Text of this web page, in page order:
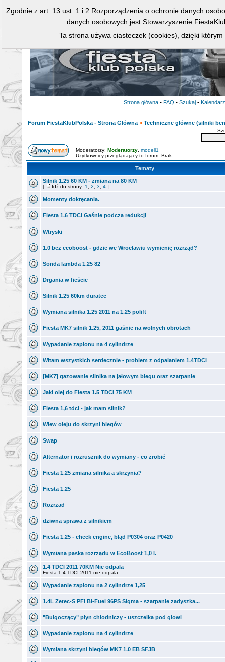
Strona główna • FAQ • Szukaj • Kalendarz
Forum FiestaKlubPolska - Strona Główna » Techniczne główne (silniki
Moderatorzy: Moderatorzy modell1
Użytkownicy przeglądający to forum: Brak
Tematy
Silnik 1.25 60 KM - zmiana na 80 KM
[ Idź do strony: 1 2 3 4 ]
Momenty dokręcania.
Fiesta 1.6 TDCi Gaśnie podcza redukcji
Wtryski
1.0 bez ecoboost - gdzie we Wrocławiu wymienię rozrząd?
Sonda lambda 1.25 82
Drgania w fieście
Silnik 1.25 60km duratec
Wymiana silnika 1.25 2011 na 1.25 polift
Fiesta MK7 silnik 1.25, 2011 gaśnie na wolnych obrotach
Wypadanie zapłonu na 4 cylindrze
Witam wszystkich serdecznie - problem z odpalaniem 1.4TDCI
[MK7] gazowanie silnika na jałowym biegu oraz szarpanie
Jaki olej do Fiesta 1.5 TDCI 75 KM
Fiesta 1,6 tdci - jak mam silnik?
Wlew oleju do skrzyni biegów
Swap
Alternator i rozrusznik do wymiany - co zrobić
Fiesta 1.25 zmiana silnika a skrzynia?
Fiesta 1.25
Rozrzad
dziwna sprawa z silnikiem
Fiesta 1.25 - check engine, błąd P0304 oraz P0420
Wymiana paska rozrządu w EcoBoost 1,0 l.
1.4 TDCI 2011 70KM Nie odpala
Fiesta 1.4 TDCI 2011 nie odpala
Wypadanie zapłonu na 2 cylindrze 1,25
1.4L Zetec-S PFI Bi-Fuel 96PS Sigma - szarpanie zadyszka...
"Bulgoczący" płyn chłodniczy - uszczelka pod głowi
Wypadanie zapłonu na 4 cylindrze
Wymiana skrzyni biegów MK7 1.0 EB SFJB
Zgodnie z art. 13 ust. 1 i 2 Rozporządzenia o ochronie danych
danych osobowych jest Stowarzyszenie
Ta strona używa ciasteczek (cookies), dzięki